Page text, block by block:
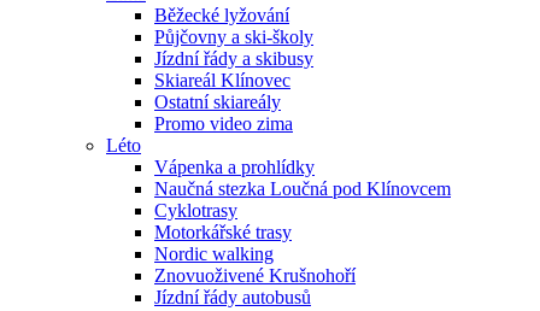
Běžecké lyžování
Půjčovny a ski-školy
Jízdní řády a skibusy
Skiareál Klínovec
Ostatní skiareály
Promo video zima
Léto
Vápenka a prohlídky
Naučná stezka Loučná pod Klínovcem
Cyklotrasy
Motorkářské trasy
Nordic walking
Znovuoživené Krušnohoří
Jízdní řády autobusů